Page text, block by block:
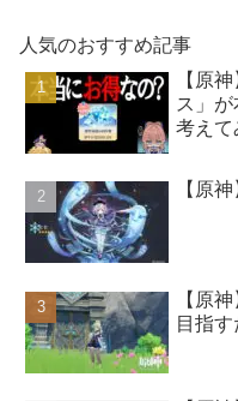
人気のおすすめ記事
【原
ス」
考えて
【原
【原
目指